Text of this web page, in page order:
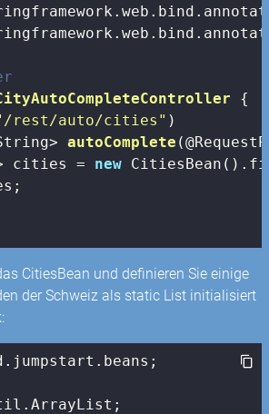
{
rest/auto/cities" )
autoComplete
cities =
new
CitiesBean und definieren Sie einige
der Schweiz als static List initialisiert